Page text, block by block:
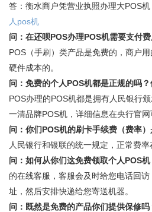
答：衡水商户凭营业执照办理大POS
人pos机
问：在还呗POS办理POS机需要支付费
POS（手刷）类产品是免费的，商户
硬件成本的。
问：免费的个人POS机都是正规的吗
POS办理的POS机都是拥有人民银行
一清品牌POS机，详细信息在央行官网
问：你们POS机的刷卡手续费（费率）
人民银行和银联的统一规定，正常费率
问：如何从你们这免费领取个人POS机
的在线客服，客服会及时给您电话回
址，然后安排快递给您寄送机器。
问：既然是免费的产品你们提供保修吗